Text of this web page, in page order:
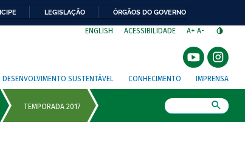
LEGISLAÇÃO ÓRGÃOS DO GOVERNO
ENGLISH ACESSIBILIDADE A+ A-
DESENVOLVIMENTO SUSTENTÁVEL CONHECIMENTO IMPRENSA